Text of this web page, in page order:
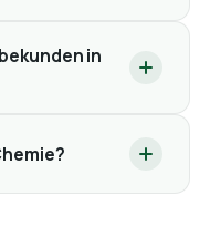
in